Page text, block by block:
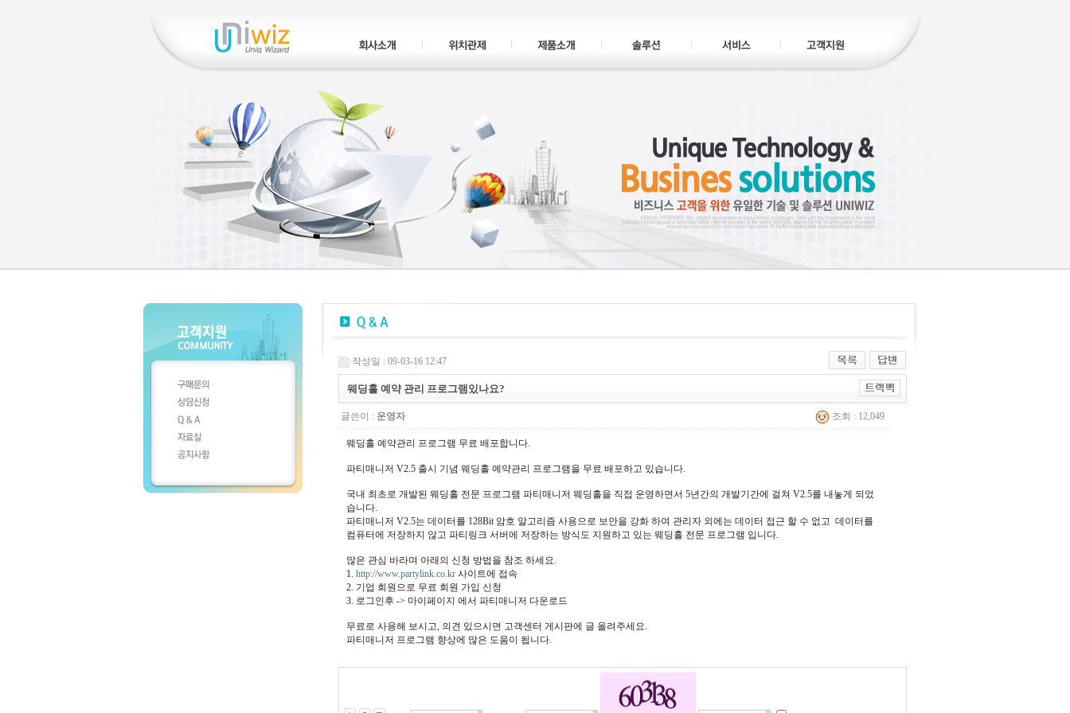
작성일 : 09-03-16 12:47
웨딩홀 예약 관리 프로그램있나요?
글쓴이 : 운영자 조회 : 12,049
웨딩홀 예약관리 프로그램 무료 배포합니다.
파티매니저 V2.5 출시 기념 웨딩홀 예약관리 프로그램을 무료 배포하고 있습니다.
국내 최초로 개발된 웨딩홀 전문 프로그램 파티매니저 웨딩홀을 직접 운영하면서 5년간의 개발기간에 걸쳐 V2.5를 내놓게 되었
습니다.
파티매니저 V2.5는 데이터를 128Bit 암호 알고리즘 사용으로 보안을 강화 하여 관리자 외에는 데이터 접근 할 수 없고 데이터를
컴퓨터에 저장하지 않고 파티링크 서버에 저장하는 방식도 지원하고 있는 웨딩홀 전문 프로그램 입니다.
많은 관심 바라며 아래의 신청 방법을 참조 하세요.
1. http://www.partylink.co.kr사이트에 접속
2. 기업 회원으로 무료 회원 가입 신청
3. 로그인후 -> 마이페이지 에서 파티매니저 다운로드
무료로 사용해 보시고, 의견 있으시면 고객센터 게시판에 글 올려주세요.
파티매니저 프로그램 향상에 많은 도움이 됩니다.